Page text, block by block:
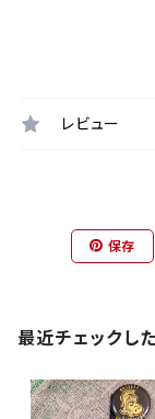
レビュー
保存
最近チェックし